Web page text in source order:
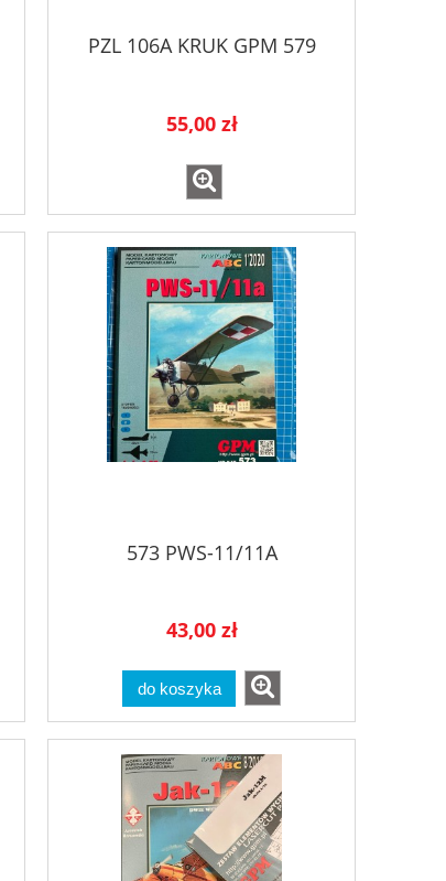
PZL 106A KRUK GPM 579
55,00 zł
573 PWS-11/11A
43,00 zł
do koszyka